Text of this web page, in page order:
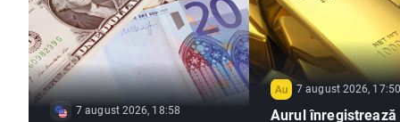
7 august 2026, 18:58
7 august 2026, 17:50
Aurul înregistrează